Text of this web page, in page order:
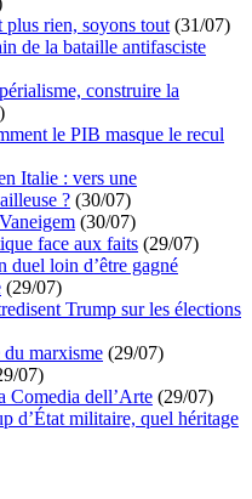
plus rien, soyons tout (31/07)
de la bataille antifasciste
construire la
le PIB masque le recul
Italie : vers une
? (30/07)
(30/07)
face aux faits (29/07)
duel loin d’être gagné
(29/07)
Trump sur les élections
marxisme (29/07)
07)
Comedia dell’Arte (29/07)
d’État militaire, quel héritage